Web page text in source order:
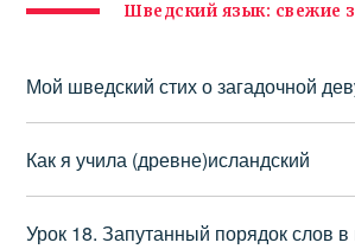
Шведский язык: свежие
Мой шведский стих о загадочной
Как я учила (древне)исландский
Урок 18. Запутанный порядок слов